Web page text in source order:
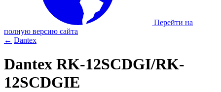
Перейти на
полную версию сайта
← Dantex
Dantex RK-12SCDGI/RK-
12SCDGIE